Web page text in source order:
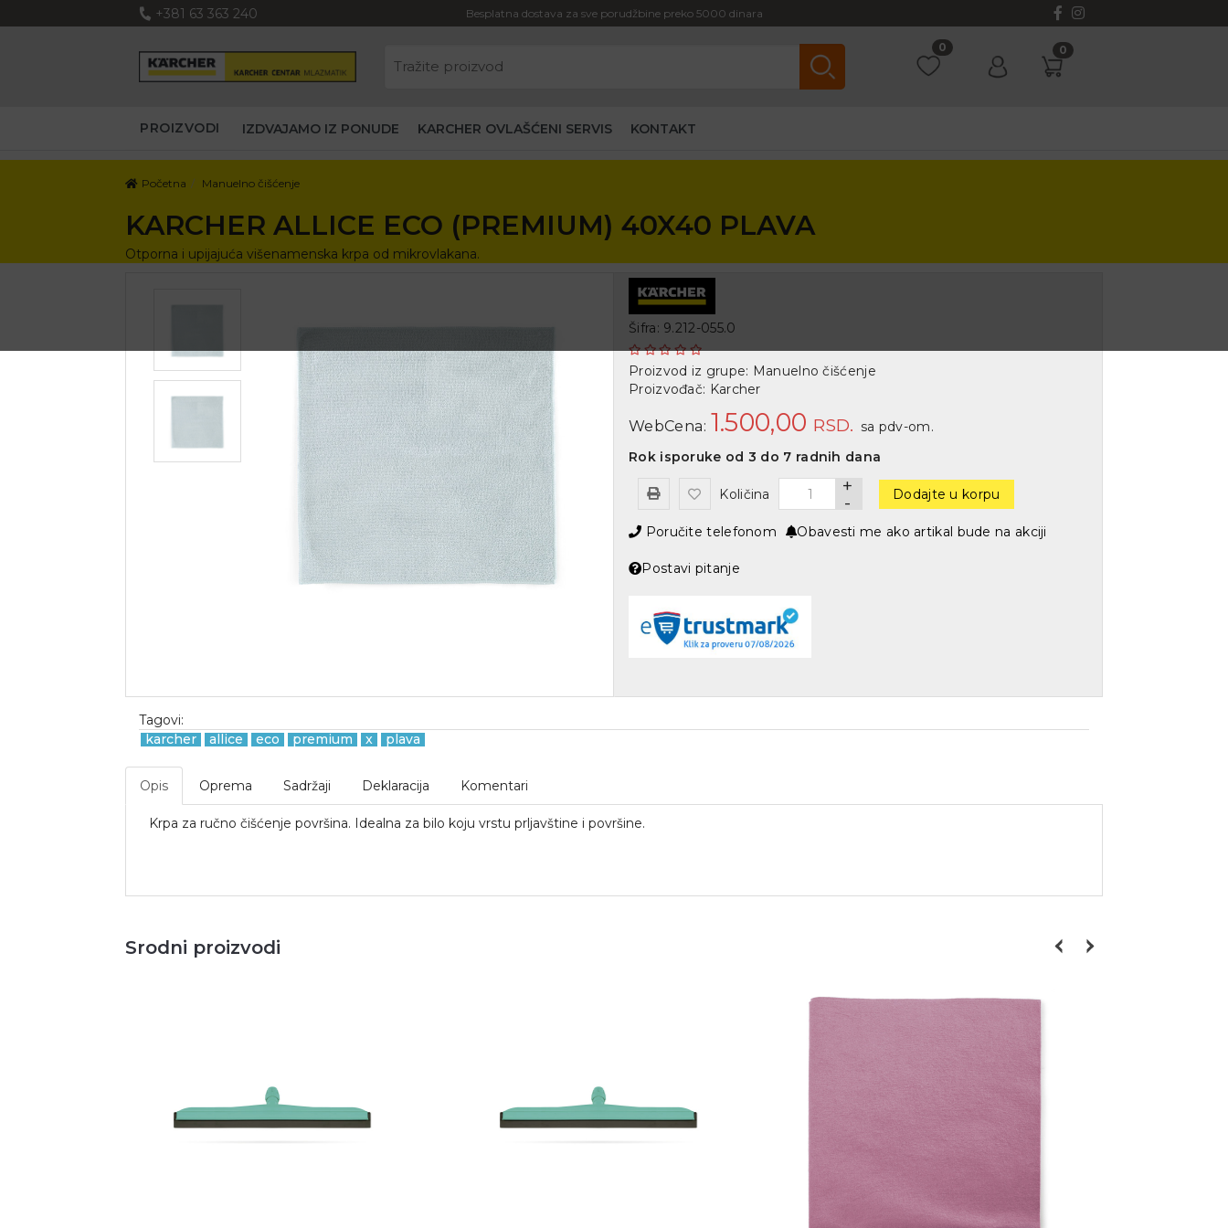
+381 63 363 240 Besplatna dostava za sve porudžbine preko 5000 dinara
0 0
PROIZVODI IZDVAJAMO IZ PONUDE KARCHER OVLAŠĆENI SERVIS KONTAKT
Početna Manuelno čišćenje
KARCHER ALLICE ECO (PREMIUM) 40X40 PLAVA
Otporna i upijajuća višenamenska krpa od mikrovlakana.
Šifra: 9.212-055.0
Proizvod iz grupe: Manuelno čišćenje
Proizvođač: Karcher
WebCena: 1.500,00 RSD. sa pdv-om.
Rok isporuke od 3 do 7 radnih dana
Količina -
+ Dodajte u korpu
Poručite telefonom Obavesti me ako artikal bude na akciji
Postavi pitanje
Tagovi:
karcher
allice eco premium x plava
Opis Oprema Sadržaji Deklaracija Komentari
Krpa za ručno čišćenje površina. Idealna za bilo koju vrstu prljavštine i površine.
Srodni proizvodi